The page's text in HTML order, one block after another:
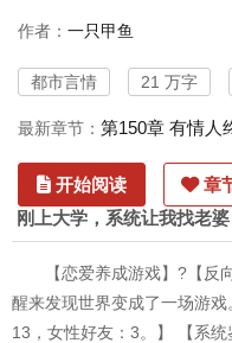
作者： 一只甲鱼
都市言情 21 万字
最新章节： 第150章 有情人
开始阅读 章
刚上大学，系统让我找老
【恋爱养成游戏】?【
醒来发现世界变成了一场游
13，女性好友：3。】 【系